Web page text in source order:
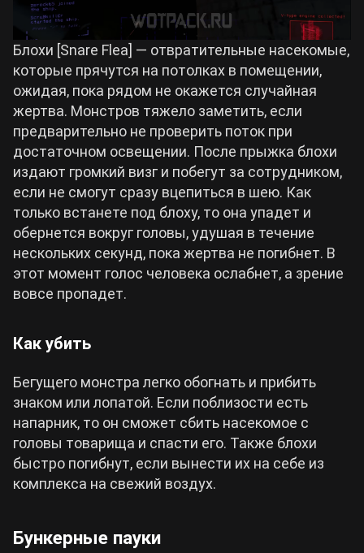
Блохи [Snare Flea] — отвратительные насекомые,
которые прячутся на потолках в помещении,
ожидая, пока рядом не окажется случайная
жертва. Монстров тяжело заметить, если
предварительно не проверить поток при
достаточном освещении. После прыжка блохи
издают громкий визг и побегут за сотрудником,
если не смогут сразу вцепиться в шею. Как
только встанете под блоху, то она упадет и
обернется вокруг головы, удушая в течение
нескольких секунд, пока жертва не погибнет. В
этот момент голос человека ослабнет, а зрение
вовсе пропадет.
Как убить
Бегущего монстра легко обогнать и прибить
знаком или лопатой. Если поблизости есть
напарник, то он сможет сбить насекомое с
головы товарища и спасти его. Также блохи
быстро погибнут, если вынести их на себе из
комплекса на свежий воздух.
Бункерные пауки